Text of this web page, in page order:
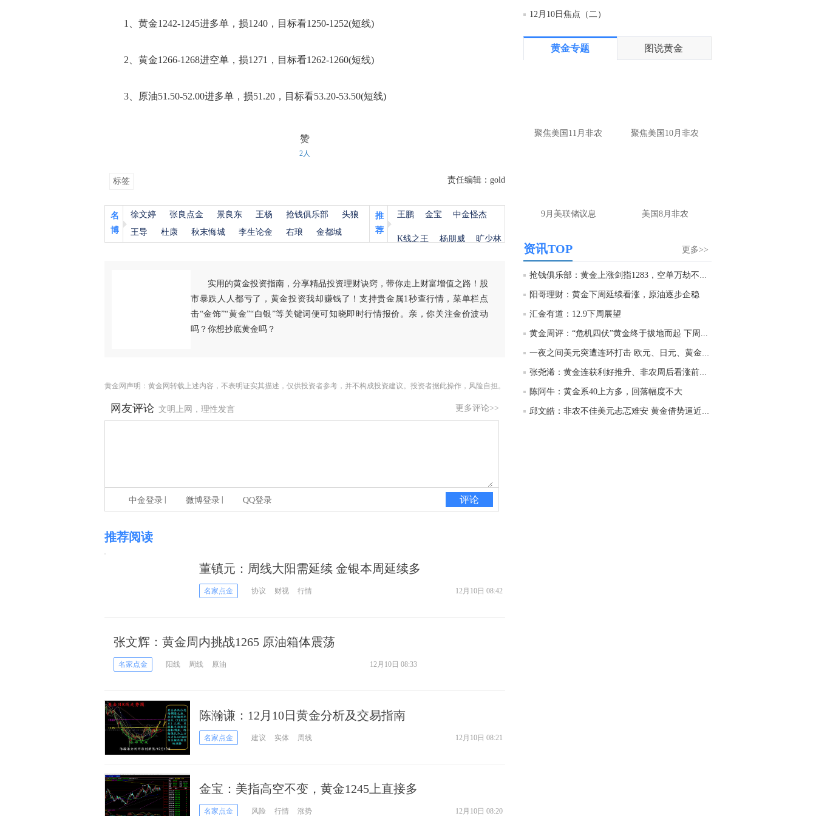
1、黄金1242-1245进多单，损1240，目标看1250-1252(短线)
2、黄金1266-1268进空单，损1271，目标看1262-1260(短线)
3、原油51.50-52.00进多单，损51.20，目标看53.20-53.50(短线)
赞
2人
标签 责任编辑：gold
名
博
徐文婷 张良点金 景良东 王杨 抢钱俱乐部
头狼
王导
杜康 秋末悔城 李生论金 右琅 金都城
推
荐
王鹏 金宝 中金怪杰
K线之王 杨朋威 旷少林
实用的黄金投资指南，分享精品投资理财诀窍，带你走上财富增值之路！股
市暴跌人人都亏了，黄金投资我却赚钱了！支持贵金属1秒查行情，菜单栏点
击“金饰”“黄金”“白银”等关键词便可知晓即时行情报价。亲，你关注金价波动
吗？你想抄底黄金吗？
黄金网声明：黄金网转载上述内容，不表明证实其描述，仅供投资者参考，并不构成投资建议。投资者据此操作，风险自担。
更多评论>>
网友评论 文明上网，理性发言
评论
中金登录 微博登录 QQ登录
推荐阅读
董镇元：周线大阳需延续 金银本周延续多
名家点金 协议 财视 行情 12月10日 08:42
张文辉：黄金周内挑战1265 原油箱体震荡
名家点金 阳线 周线 原油 12月10日 08:33
陈瀚谦：12月10日黄金分析及交易指南
名家点金 建议 实体 周线 12月10日 08:21
金宝：美指高空不变，黄金1245上直接多
名家点金 风险 行情 涨势 12月10日 08:20
根据乌克兰国家石油天然气公司，俄罗斯在夜间袭击了7个天然气生产地点。
12月10日焦点（二）
黄金专题 图说黄金
聚焦美国11月非农 聚焦美国10月非农
9月美联储议息 美国8月非农
更多>>
资讯TOP
抢钱俱乐部：黄金上涨剑指1283，空单万劫不复！
阳哥理财：黄金下周延续看涨，原油逐步企稳
汇金有道：12.9下周展望
黄金周评：“危机四伏”黄金终于拔地而起 下周...
一夜之间美元突遭连环打击 欧元、日元、黄金下...
张尧浠：黄金连获利好推升、非农周后看涨前景不...
陈阿牛：黄金系40上方多，回落幅度不大
邱文皓：非农不佳美元忐忑难安 黄金借势逼近125...